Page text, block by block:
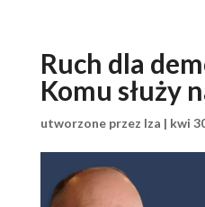
Ruch dla
Komu służy
utworzone przez Iza | kwi